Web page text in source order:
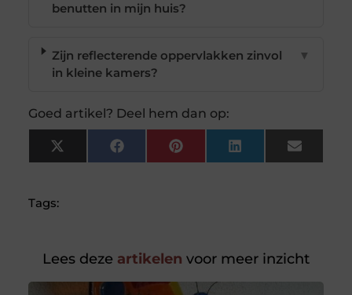
benutten in mijn huis?
Zijn reflecterende oppervlakken zinvol
in kleine kamers?
▼
Goed artikel? Deel hem dan op:
X
(Twitter)
FacebookPinterest LinkedIn Email
Tags:
Lees deze artikelen voor meer inzicht